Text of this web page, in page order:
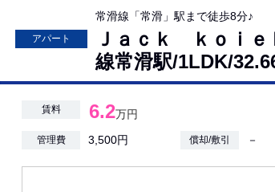
アパート
常滑線「常滑」駅まで徒歩8分♪
Ｊａｃｋ ｋｏｉｅ
線常滑駅/1LDK/
賃料 6.2万円
管理費 3,500円 償却/敷引 －